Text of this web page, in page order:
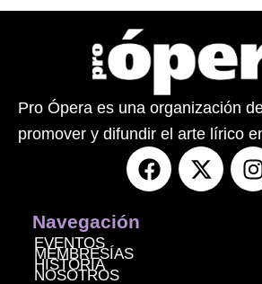
Pro Ópera es una organización
promover y difundir el arte lírico
F
a
X
-
I
Navegación
EVENTOS
MEMBRESÍAS
HISTORIA
NOSOTROS